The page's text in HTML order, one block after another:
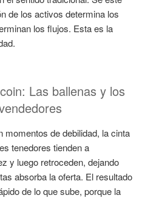
de los activos determina los
los flujos. Esta es la
Las ballenas y los
momentos de debilidad, la cinta
tenedores tienden a
y luego retroceden, dejando
absorba la oferta. El resultado
de lo que sube, porque la